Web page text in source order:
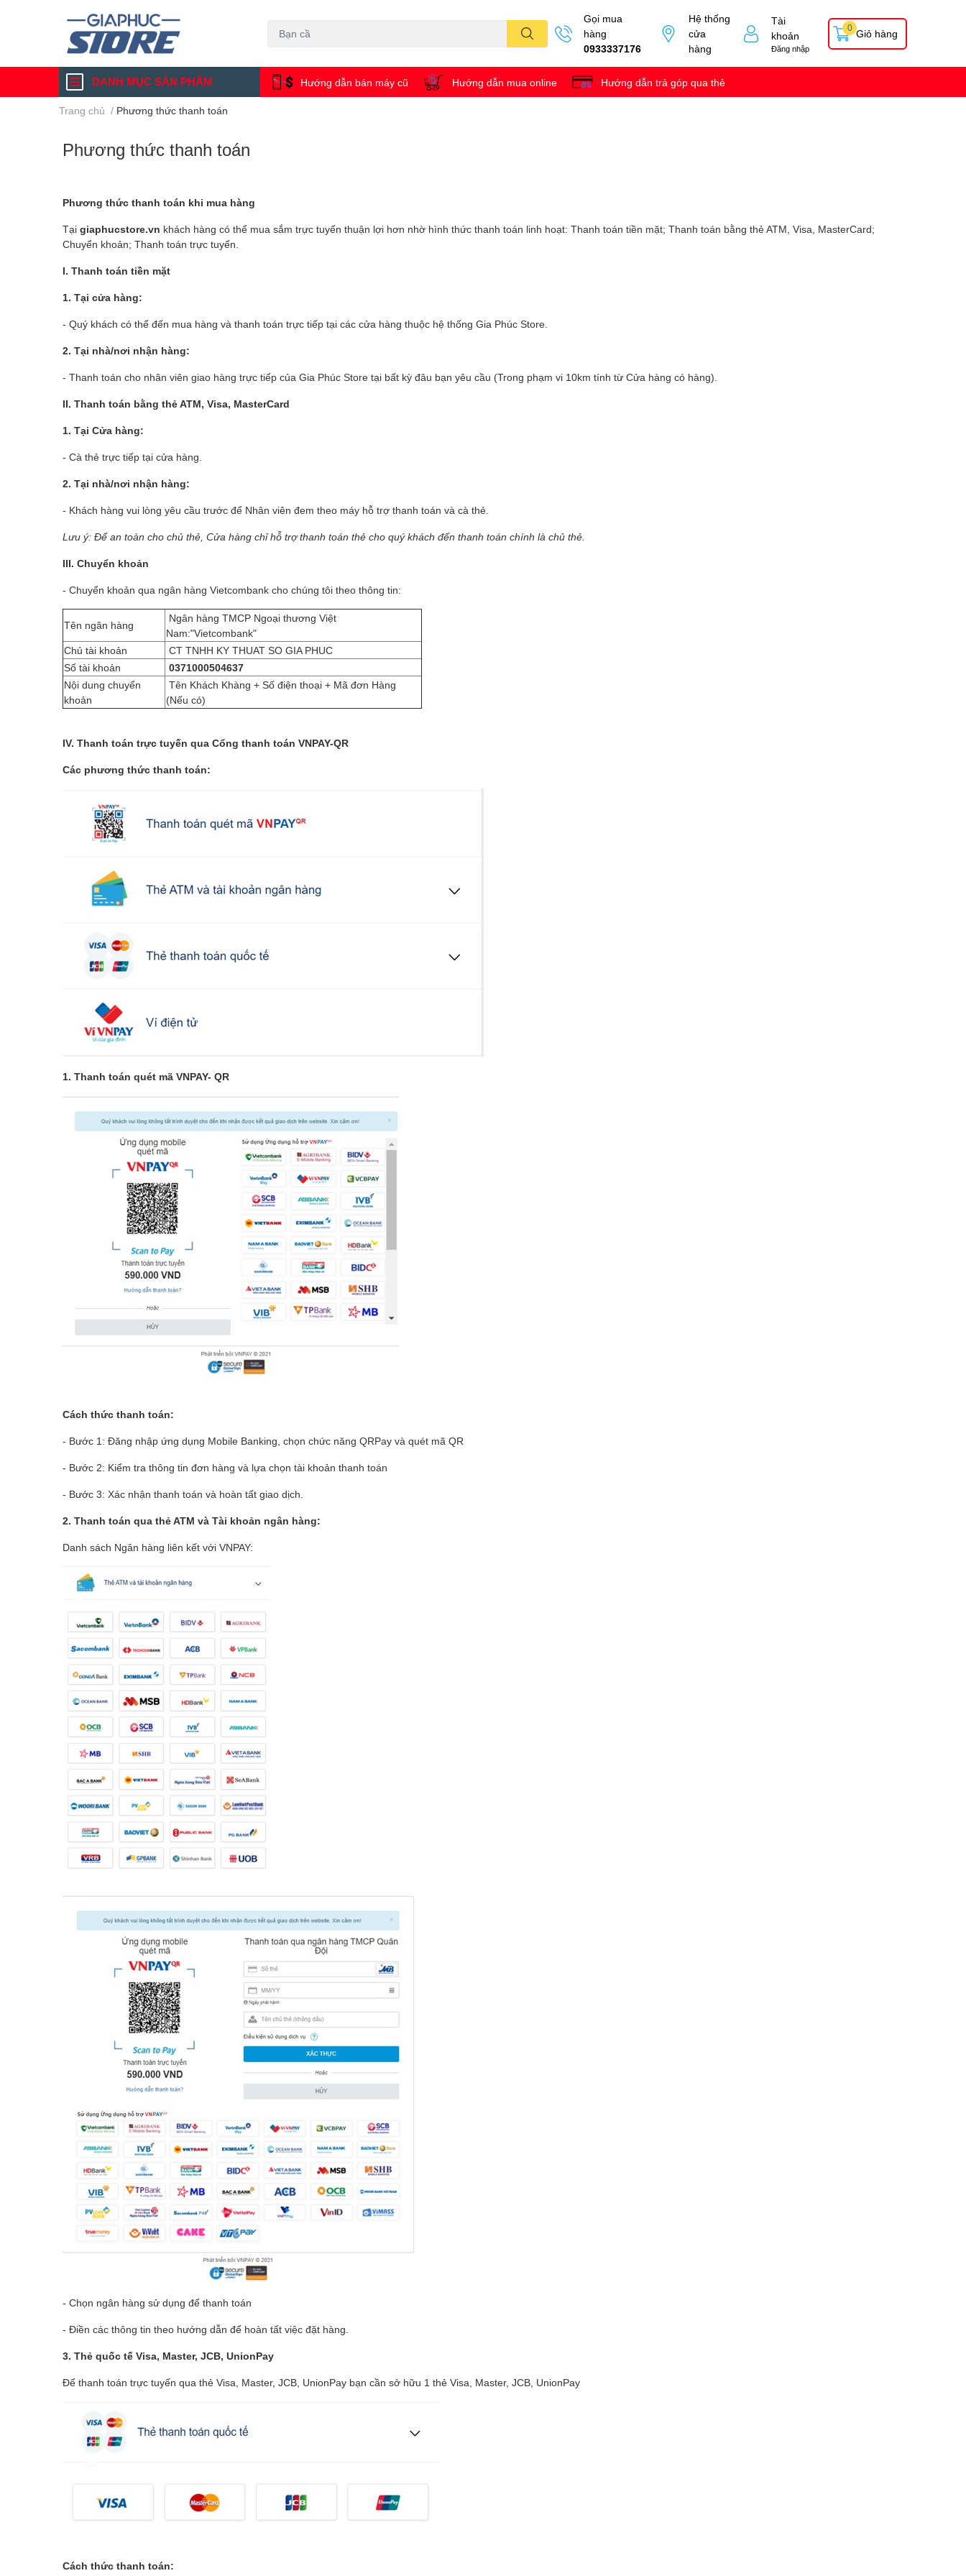
Gọi mua
hàng
0933337176
Hệ thống
cửa
hàng
Tài
khoản
Đăng nhập
Giỏ hàng
0
DANH MỤC SẢN PHẨM Hướng dẫn bán máy cũ Hướng dẫn mua online Hướng dẫn trả góp qua thẻ
Trang chủ / Phương thức thanh toán
Phương thức thanh toán
Phương thức thanh toán khi mua hàng
Tại giaphucstore.vn khách hàng có thể mua sắm trực tuyến thuận lợi hơn nhờ hình thức thanh toán linh hoạt: Thanh toán tiền mặt; Thanh toán bằng thẻ ATM, Visa, MasterCard;
Chuyển khoản; Thanh toán trực tuyến.
I. Thanh toán tiền mặt
1. Tại cửa hàng:
- Quý khách có thể đến mua hàng và thanh toán trực tiếp tại các cửa hàng thuộc hệ thống Gia Phúc Store.
2. Tại nhà/nơi nhận hàng:
- Thanh toán cho nhân viên giao hàng trực tiếp của Gia Phúc Store tại bất kỳ đâu bạn yêu cầu (Trong phạm vi 10km tính từ Cửa hàng có hàng).
II. Thanh toán bằng thẻ ATM, Visa, MasterCard
1. Tại Cửa hàng:
- Cà thẻ trực tiếp tại cửa hàng.
2. Tại nhà/nơi nhận hàng:
- Khách hàng vui lòng yêu cầu trước để Nhân viên đem theo máy hỗ trợ thanh toán và cà thẻ.
Lưu ý: Để an toàn cho chủ thẻ, Cửa hàng chỉ hỗ trợ thanh toán thẻ cho quý khách đến thanh toán chính là chủ thẻ.
III. Chuyển khoản
- Chuyển khoản qua ngân hàng Vietcombank cho chúng tôi theo thông tin:
Tên ngân hàng
Ngân hàng TMCP Ngoại thương Việt
Nam:"Vietcombank"
Chủ tài khoản
CT TNHH KY THUAT SO GIA PHUC
Số tài khoản
0371000504637
Nội dung chuyển
khoản
Tên Khách Khàng + Số điện thoại + Mã đơn Hàng
(Nếu có)
IV. Thanh toán trực tuyến qua Cổng thanh toán VNPAY-QR
Các phương thức thanh toán:
1. Thanh toán quét mã VNPAY- QR
Cách thức thanh toán:
- Bước 1: Đăng nhập ứng dụng Mobile Banking, chọn chức năng QRPay và quét mã QR
- Bước 2: Kiểm tra thông tin đơn hàng và lựa chọn tài khoản thanh toán
- Bước 3: Xác nhận thanh toán và hoàn tất giao dịch.
2. Thanh toán qua thẻ ATM và Tài khoản ngân hàng:
Danh sách Ngân hàng liên kết với VNPAY:
- Chọn ngân hàng sử dụng để thanh toán
- Điền các thông tin theo hướng dẫn để hoàn tất việc đặt hàng.
3. Thẻ quốc tế Visa, Master, JCB, UnionPay
Để thanh toán trực tuyến qua thẻ Visa, Master, JCB, UnionPay bạn cần sở hữu 1 thẻ Visa, Master, JCB, UnionPay
Cách thức thanh toán: